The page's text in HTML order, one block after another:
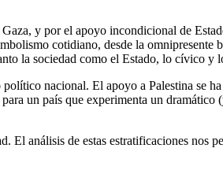
y por el apoyo incondicional de
cotidiano, desde la omnipresente
la sociedad como el Estado, lo cívico y
nacional. El apoyo a Palestina se
un país que experimenta un dramático
análisis de estas estratificaciones nos